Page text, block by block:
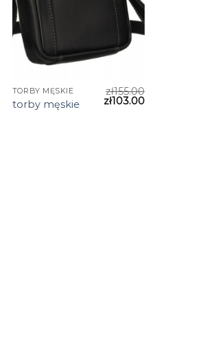
TORBY MĘSKIE
torby męskie
zł155.00
zł103.00